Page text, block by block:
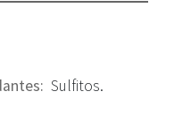
: Sulfitos.